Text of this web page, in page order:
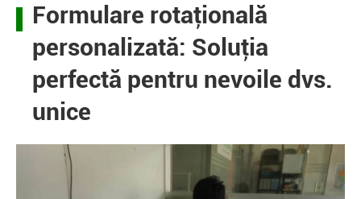
Formulare rotaţională
personalizată: Soluţia
perfectă pentru nevoile dvs.
unice